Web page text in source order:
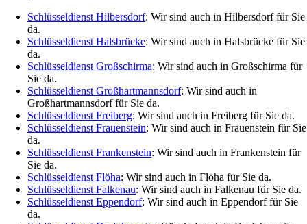
Schlüsseldienst Hilbersdorf: Wir sind auch in Hilbersdorf für Sie
da.
Schlüsseldienst Halsbrücke: Wir sind auch in Halsbrücke für Sie
da.
Schlüsseldienst Großschirma: Wir sind auch in Großschirma für
Sie da.
Schlüsseldienst Großhartmannsdorf: Wir sind auch in
Großhartmannsdorf für Sie da.
Schlüsseldienst Freiberg: Wir sind auch in Freiberg für Sie da.
Schlüsseldienst Frauenstein: Wir sind auch in Frauenstein für Sie
da.
Schlüsseldienst Frankenstein: Wir sind auch in Frankenstein für
Sie da.
Schlüsseldienst Flöha: Wir sind auch in Flöha für Sie da.
Schlüsseldienst Falkenau: Wir sind auch in Falkenau für Sie da.
Schlüsseldienst Eppendorf: Wir sind auch in Eppendorf für Sie
da.